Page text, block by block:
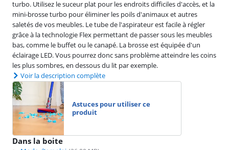
turbo. Utilisez le suceur plat pour les endroits difficiles d'accès, et la
mini-brosse turbo pour éliminer les poils d'animaux et autres
saletés de vos meubles. Le tube de l'aspirateur est facile à régler
grâce à la technologie Flex permettant de passer sous les meubles
bas, comme le buffet ou le canapé. La brosse est équipée d'un
éclairage LED. Vous pourrez donc sans problème atteindre les coins
les plus sombres, en dessous du lit par exemple.
Voir la description complète
Astuces pour utiliser ce
produit
Dans la boite